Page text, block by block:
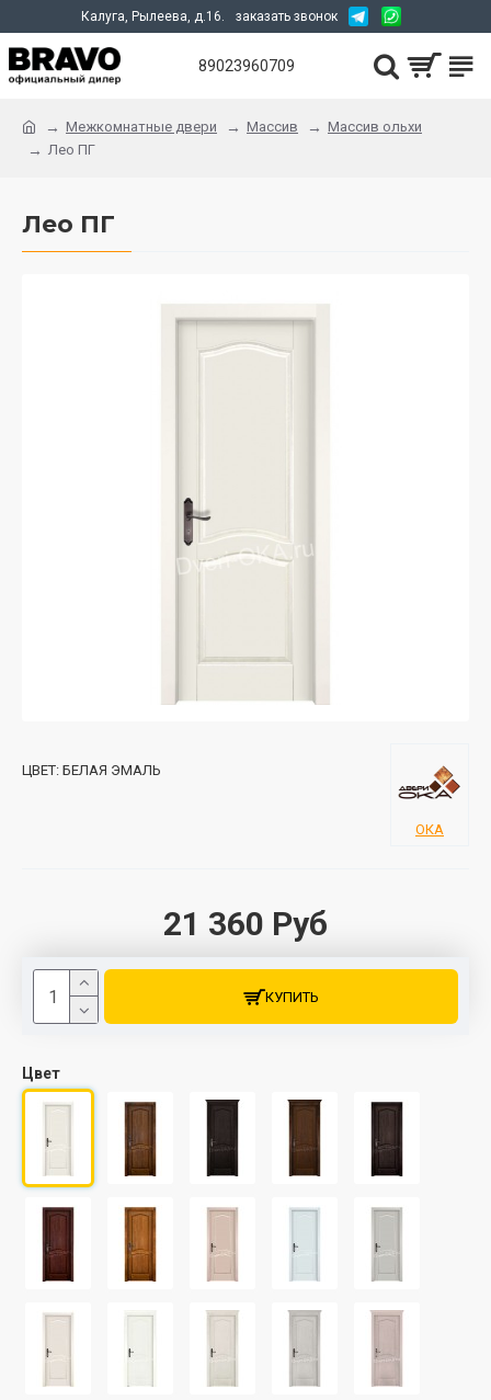
Калуга, Рылеева, д.16. заказать звонок
89023960709
Межкомнатные двери Массив
Массив ольхи
Лео ПГ
Лео ПГ
21 360 Руб
ЦВЕТ: БЕЛАЯ ЭМАЛЬ
ОКА
Цвет
КУПИТЬ